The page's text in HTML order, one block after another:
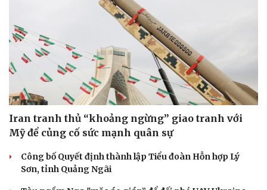
Iran tranh thủ “khoảng ngừng” giao tranh với
Mỹ để củng cố sức mạnh quân sự
Công bố Quyết định thành lập Tiểu đoàn Hỗn hợp Lý
Sơn, tỉnh Quảng Ngãi